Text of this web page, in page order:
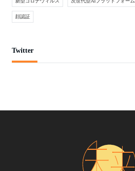
顔認証
Twitter